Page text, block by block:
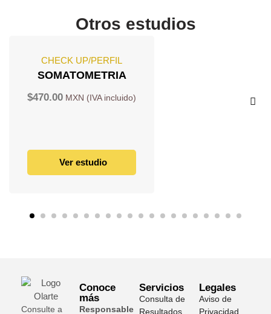
Otros estudios
CHECK UP/PERFIL
SOMATOMETRIA
$470.00
Ver estudio
Consulte a
Conoce
más
Responsable
Servicios
Consulta de
Resultados
Legales
Aviso de
Privacidad